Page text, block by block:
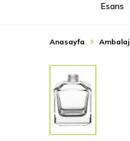
Esans
Anasayfa Ambalaj